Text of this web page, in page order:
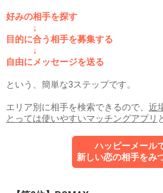
好みの相手を探す
↓
目的に合う相手を募集する
↓
自由にメッセージを送る
という、簡単な3ステップです。
エリア別に相手を検索できるので、 近
とっては使いやすいマッチングアプリ
ハッピーメール
新しい恋の相手をみ